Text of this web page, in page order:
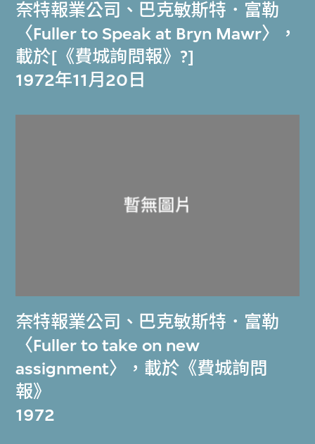
奈特報業公司 、 巴克敏斯特．富勒
〈Fuller to Speak at Bryn Mawr〉，
載於[《費城詢問報》?]
1972年11月20日
奈特報業公司 、 巴克敏斯特．富勒
〈Fuller to take on new
assignment〉，載於《費城詢問
報》
1972